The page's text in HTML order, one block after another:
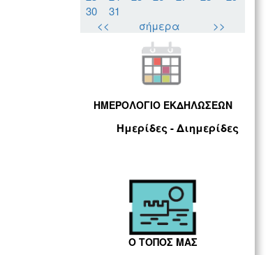
30
31
<<
σήμερα >>
ΗΜΕΡΟΛΟΓΙΟ ΕΚΔΗΛΩΣΕΩΝ
Ημερίδες - Διημερίδες
Ο ΤΟΠΟΣ ΜΑΣ